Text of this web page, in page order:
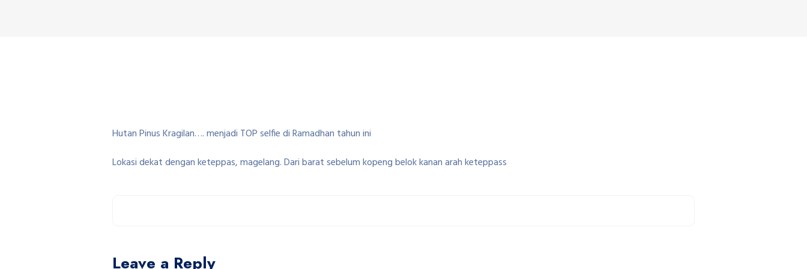
Hutan Pinus Kragilan…. menjadi TOP selfie di Ramadhan tahun ini
Lokasi dekat dengan keteppas, magelang. Dari barat sebelum kopeng belok kanan arah keteppass
Leave a Reply